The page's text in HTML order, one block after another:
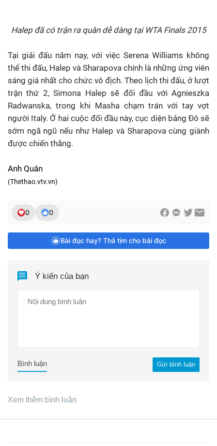
Halep đã có trận ra quân dễ dàng tại WTA Finals 2015
Tại giải đấu năm nay, với việc Serena Williams không
thể thi đấu, Halep và Sharapova chính là những ứng viên
sáng giá nhất cho chức vô địch. Theo lịch thi đấu, ở lượt
trận thứ 2, Simona Halep sẽ đối đầu với Agnieszka
Radwanska, trong khi Masha chạm trán với tay vợt
người Italy. Ở hai cuộc đối đầu này, cục diện bảng Đỏ sẽ
sớm ngã ngũ nếu như Halep và Sharapova cùng giành
được chiến thắng.
Anh Quân
(Thethao.vtv.vn)
0 0
Bài đọc hay? Thả tim cho bài đọc
Ý kiến của bạn
Gửi bình luận
Bình luận
Xem thêm bình luận